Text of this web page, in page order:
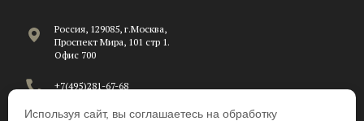
Россия, 129085, г.Москва,
Проспект Мира, 101 стр 1.
Офис 700
+7(495)281-67-68
C 8:00 до 17:00 по рабочим
Используя сайт, вы соглашаетесь на обработку